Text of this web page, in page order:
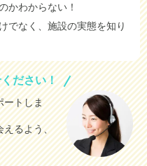
かわからない！
でなく、施設の実態を知り
ださい！
ートしま
えるよう、